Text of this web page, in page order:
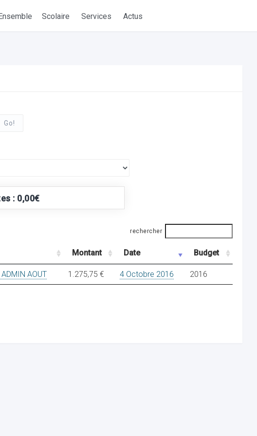
Scolaire Services Actus
Go!
: 0,00€
rechercher
Montant Date Budget
AOUT 1.275,75 € 4 Octobre 2016 2016